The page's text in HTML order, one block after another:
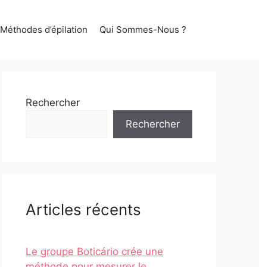
Méthodes d’épilation Qui Sommes-Nous ?
Rechercher
Rechercher
Articles récents
Le groupe Boticário crée une